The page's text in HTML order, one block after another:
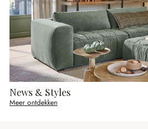
News & Styles
Meer ontdekken